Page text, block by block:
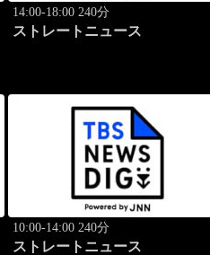
14:00-18:00 240分
ストレートニュース
10:00-14:00 240分
ストレートニュース